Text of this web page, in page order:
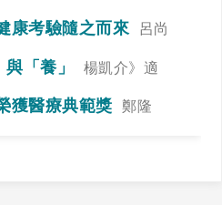
就變少！
康考驗隨之而來
呂尚
「養」
楊凱介》適
力的效果
獲醫療典範獎
鄭隆